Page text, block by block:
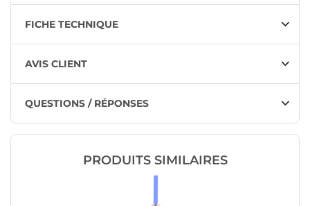
FICHE TECHNIQUE
AVIS CLIENT
QUESTIONS / RÉPONSES
PRODUITS SIMILAIRES